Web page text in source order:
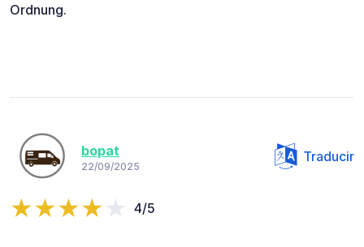
Ordnung.
bopat
22/09/2025
Traducir
4/5